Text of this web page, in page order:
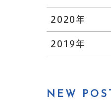
2020年
2019年
NEW